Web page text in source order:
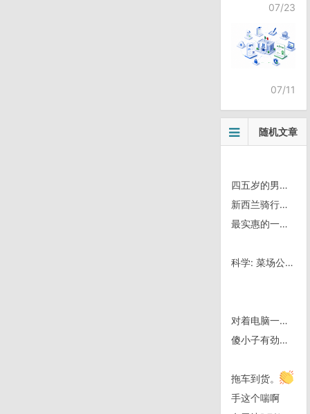
07/23
07/11
随机文章
四五岁的男人都聊点啥
新西兰骑行故事 | 第一次在免费营地
最实惠的一餐｜墨西哥城
科学: 菜场公平称骗局（泡沫与称）
对着电脑一天用脑体力工作后
傻小子有劲没处使
拖车到货。
手这个喘啊